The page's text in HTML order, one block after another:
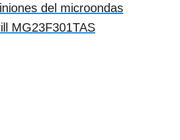
del microondas
MG23F301TAS